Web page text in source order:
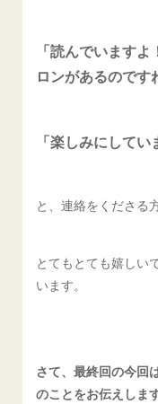
「読んでいます
ロンがあるのです
「楽しみにしてい
と、連絡をくださる
とてもとても嬉しい
います。
さて、最終回の今回
のことをお伝えしま